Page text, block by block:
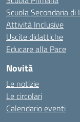
Scuola Secondaria di
Attività Inclusive
Uscite didattiche
Educare alla Pace
Novità
Le notizie
Le circolari
Calendario eventi